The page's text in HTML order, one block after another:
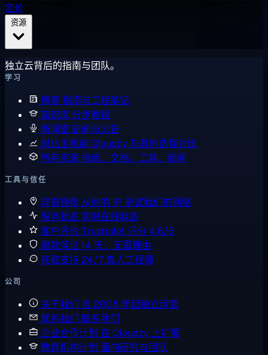
定价
独立云背后的指南与团队。
学习
博客指南与工程笔记
知识库 分步教程
新闻室 新闻与公告
对比主机商 Cloudzy 与其他选择对比
所有资源指南、文档、工具、新闻
工具与信任
观看镜像 从你的 IP 测试我们的网络
服务状态 实时在线状态
客户评价 Trustpilot 评分 4.6/5
退款保证 14 天，无需理由
获取支持 24/7 真人工程师
公司
关于我们 自 2008 年起独立运营
联系我们 联系我们
企业合作计划 在 Cloudzy 上扩展
教育机构计划 面向研究与团队